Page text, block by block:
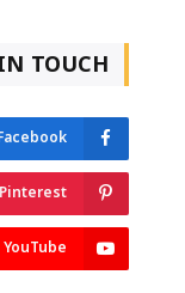
TOUCH
Pinterest
YouTube